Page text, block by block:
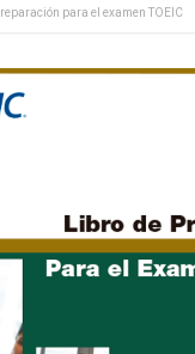
para el examen TOEIC